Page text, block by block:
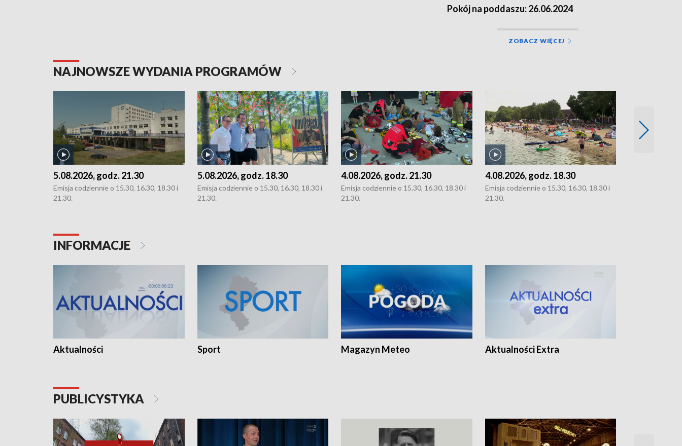
Pokój na poddaszu: 26.06.2024
ZOBACZ WIĘCEJ
NAJNOWSZE WYDANIA PROGRAMÓW
5.08.2026, godz. 21.30
Emisja codziennie o 15.30, 16.30, 18.30 i
21.30.
5.08.2026, godz. 18.30
Emisja codziennie o 15.30, 16.30, 18.30 i
21.30.
4.08.2026, godz. 21.30
Emisja codziennie o 15.30, 16.30, 18.30 i
21.30.
4.08.2026, godz. 18.30
Emisja codziennie o 15.30, 16.30, 18.30 i
21.30.
INFORMACJE
Aktualności Sport Magazyn Meteo Aktualności Extra
PUBLICYSTYKA